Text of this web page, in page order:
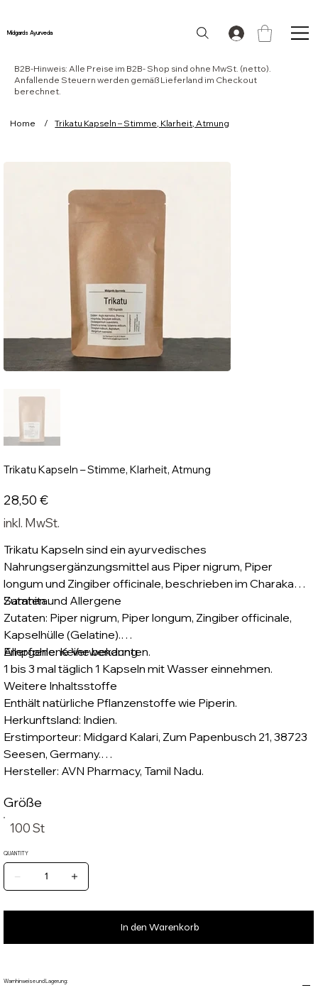
Midgards Ayurveda
Home / Trikatu Kapseln – Stimme, Klarheit, Atmung
Trikatu Kapseln – Stimme, Klarheit, Atmung
Preis
28,50 €
inkl. MwSt.
Trikatu Kapseln sind ein ayurvedisches
Nahrungsergänzungsmittel aus Piper nigrum, Piper
longum und Zingiber officinale, beschrieben im Charaka
Samhita.
Zutaten und Allergene
Zutaten: Piper nigrum, Piper longum, Zingiber officinale,
Kapselhülle (Gelatine).
Allergene: Keine bekannten.
Empfohlene Verwendung
1 bis 3 mal täglich 1 Kapseln mit Wasser einnehmen.
Weitere Inhaltsstoffe
Enthält natürliche Pflanzenstoffe wie Piperin.
Herkunftsland: Indien.
Erstimporteur: Midgard Kalari, Zum Papenbusch 21, 38723
Seesen, Germany.
Hersteller: AVN Pharmacy, Tamil Nadu.
100 St
Größe
QUANTITY
In den Warenkorb
Warnhinweise und Lagerung:
B2B-Hinweis: Alle Preise im B2B- Shop sind ohne MwSt. (netto).
Anfallende Steuern werden gemäß Lieferland im Checkout
berechnet.